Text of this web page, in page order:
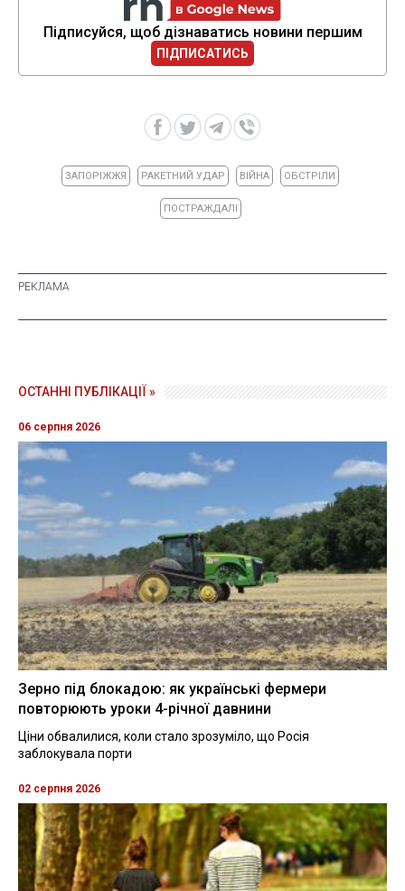
Підписуйся, щоб дізнаватись новини першим
ПІДПИСАТИСЬ
ЗАПОРІЖЖЯ РАКЕТНИЙ УДАР ВІЙНА ОБСТРІЛИ
ПОСТРАЖДАЛІ
ОСТАННІ ПУБЛІКАЦІЇ »
06 серпня 2026
Зерно під блокадою: як українські фермери
повторюють уроки 4-річної давнини
Ціни обвалилися, коли стало зрозуміло, що Росія
заблокувала порти
02 серпня 2026